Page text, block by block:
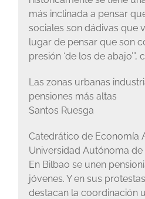
más inclinada a pensar
sociales son dádivas que
lugar de pensar que son
presión ‘de los de abajo’”,
Las zonas urbanas
pensiones más altas
Santos Ruesga
Catedrático de Economía
Universidad Autónoma de
En Bilbao se unen
jóvenes. Y en sus
destacan la coordinación